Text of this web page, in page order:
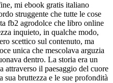
mi ebook gratis italiano
struggente che tutte le cose
fb2 agrodolce che libro online
inquieto, in qualche modo,
scettico sul contenuto, ma
unica che mescolava arguzia
dentro. La storia era un
attraverso il paesaggio del cuore
sua bruttezza e le sue profondità